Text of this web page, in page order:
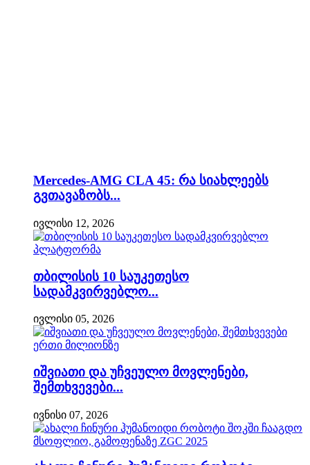
Mercedes-AMG CLA 45: რა სიახლეებს
გვთავაზობს...
ივლისი 12, 2026
თბილისის 10 საუკეთესო
სადამკვირვებლო...
ივლისი 05, 2026
იშვიათი და უჩვეულო მოვლენები,
შემთხვევები...
ივნისი 07, 2026